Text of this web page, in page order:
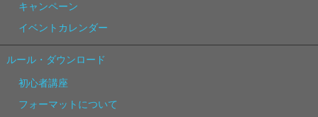
キャンペーン
イベントカレンダー
ルール・ダウンロード
初心者講座
フォーマットについて